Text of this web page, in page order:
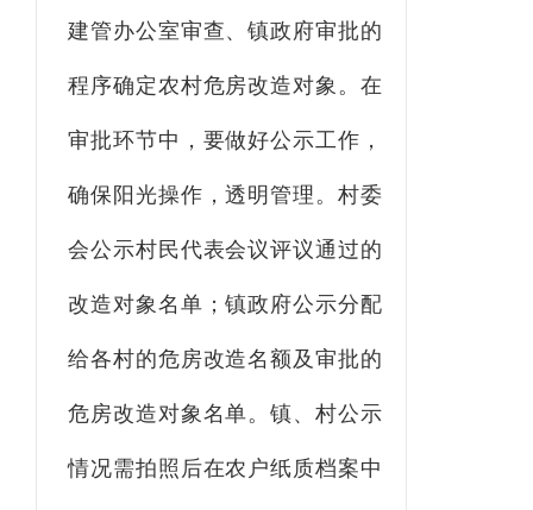
建管办公室审查、镇政府审批的
程序确定农村危房改造对象。在
审批环节中，要做好公示工作，
确保阳光操作，透明管理。村委
会公示村民代表会议评议通过的
改造对象名单；镇政府公示分配
给各村的危房改造名额及审批的
危房改造对象名单。镇、村公示
情况需拍照后在农户纸质档案中